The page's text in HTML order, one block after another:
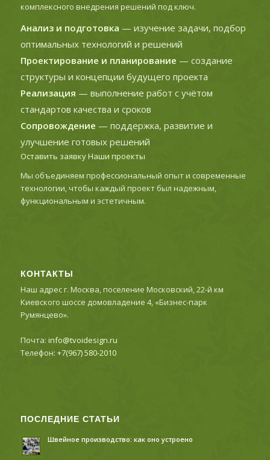
комплексного внедрения решений под ключ.
Анализ и подготовка — изучение задачи, подбор
оптимальных технологий и решений
Проектирование и планирование — создание
структуры и концепции будущего проекта
Реализация — выполнение работ с учётом
стандартов качества и сроков
Сопровождение — поддержка, развитие и
улучшение готовых решений
Оставить заявкуНаши проекты
Мы объединяем профессиональный опыт и современные
технологии, чтобы каждый проект был надежным,
функциональным и эстетичным.
КОНТАКТЫ
Наш адрес г. Москва, поселение Московский, 22-й км
Киевского шоссе домовладение 4, «Бизнес-парк
Румянцево».
Почта: info@tvoidesign.ru
Телефон: +7(967) 580-2010
ПОСЛЕДНИЕ СТАТЬИ
Швейное производство: как оно устроено